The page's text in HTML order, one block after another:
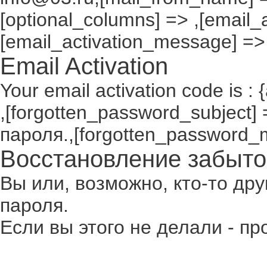
[optional_columns] =>
[email_activation_message] =>
Email Activation
Your email activation code is :
,[forgotten_password_subject]
Восстановление
Вы или, возможно, кто-то
пароля.
Если вы этого не делали -